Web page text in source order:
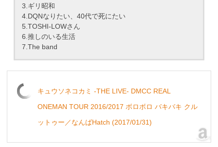
3.ギリ昭和
4.DQNなりたい、40代で死にたい
5.TOSHI-LOWさん
6.推しのいる生活
7.The band
キュウソネコカミ -THE LIVE- DMCC REAL
ONEMAN TOUR 2016/2017 ボロボロ バキバキ クル
ットゥー／なんばHatch (2017/01/31)